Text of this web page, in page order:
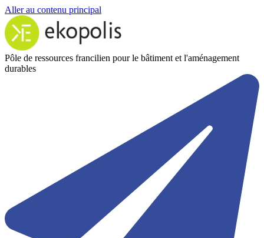
Aller au contenu principal
Pôle de ressources francilien pour le bâtiment et l'aménagement
durables